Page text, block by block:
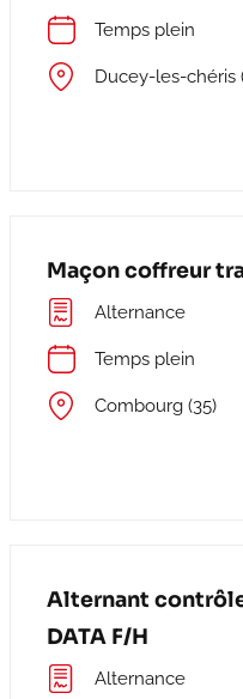
Temps plein
Ducey-les-chéris
Maçon coffreur
Alternance
Temps plein
Combourg (35)
Alternant
DATA F/H
Alternance